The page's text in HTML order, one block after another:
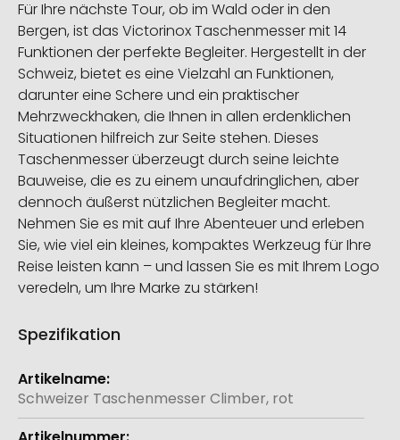
Für Ihre nächste Tour, ob im Wald oder in den
Bergen, ist das Victorinox Taschenmesser mit 14
Funktionen der perfekte Begleiter. Hergestellt in der
Schweiz, bietet es eine Vielzahl an Funktionen,
darunter eine Schere und ein praktischer
Mehrzweckhaken, die Ihnen in allen erdenklichen
Situationen hilfreich zur Seite stehen. Dieses
Taschenmesser überzeugt durch seine leichte
Bauweise, die es zu einem unaufdringlichen, aber
dennoch äußerst nützlichen Begleiter macht.
Nehmen Sie es mit auf Ihre Abenteuer und erleben
Sie, wie viel ein kleines, kompaktes Werkzeug für Ihre
Reise leisten kann – und lassen Sie es mit Ihrem Logo
veredeln, um Ihre Marke zu stärken!
Spezifikation
Weitere
Informationen
Schweizer Taschenmesser Climber, rot